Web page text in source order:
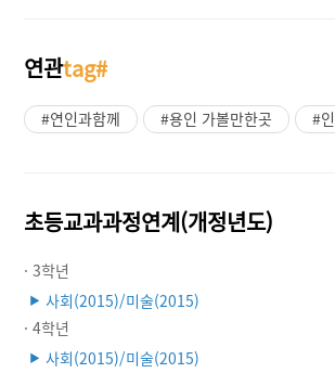
연관tag#
#연인과함께 #용인 가볼만한곳 #
초등교과과정연계(개정년도)
· 3학년
▶ 사회(2015)/미술(2015)
· 4학년
▶ 사회(2015)/미술(2015)